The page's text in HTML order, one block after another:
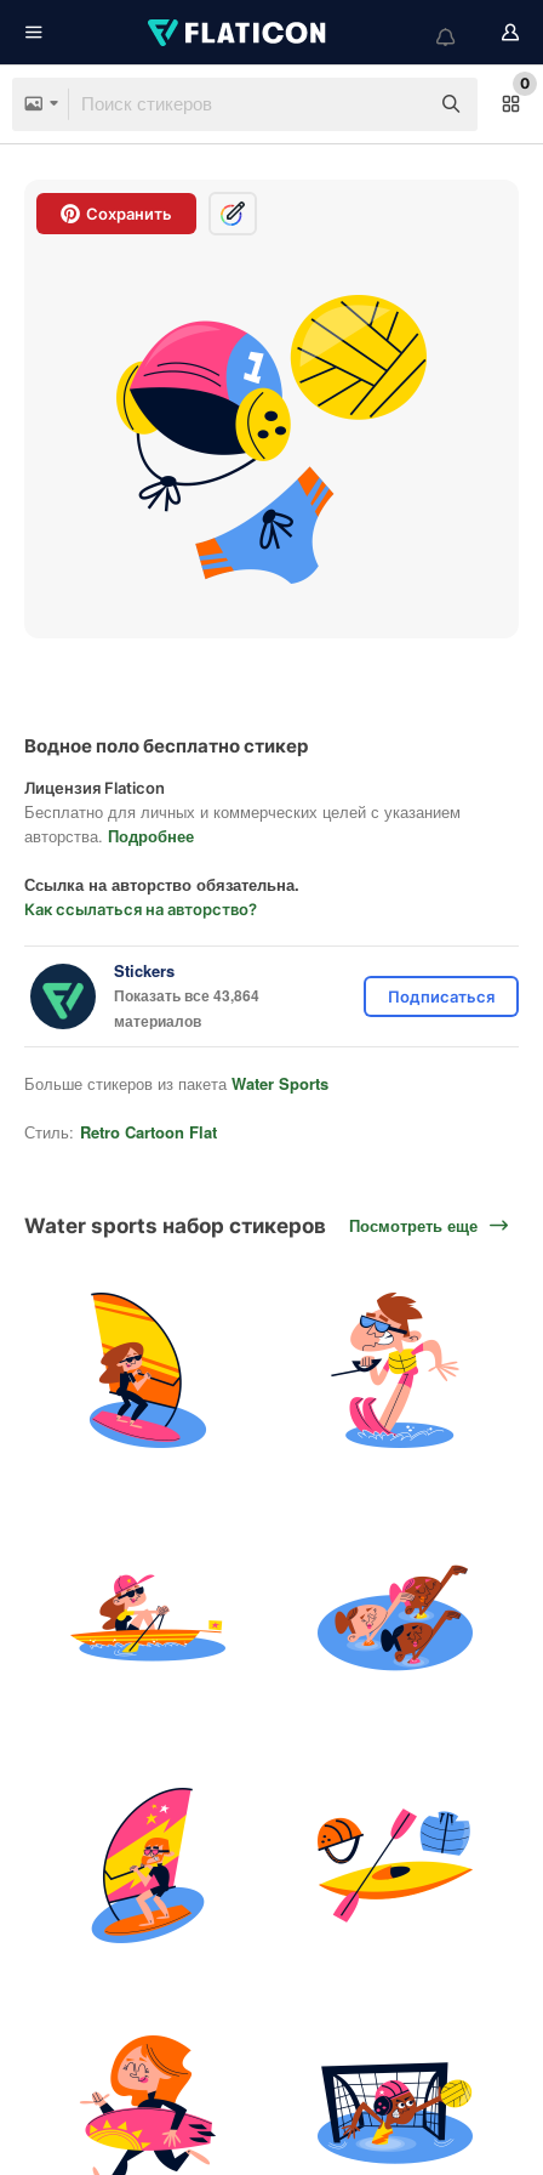
0
Сохранить
Водное поло бесплатно стикер
Лицензия Flaticon
Бесплатно для личных и коммерческих целей с указанием
авторства. Подробнее
Ссылка на авторство обязательна.
Как ссылаться на авторство?
Stickers
Показать все 43,864
материалов
Подписаться
Больше стикеров из пакета Water Sports
Стиль: Retro Cartoon Flat
Water sports набор стикеров Посмотреть еще